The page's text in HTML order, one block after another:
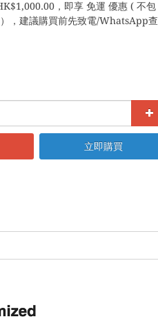
，即享 免運 優惠 ( 不包
，建議購買前先致電/WhatsApp查
立即購買